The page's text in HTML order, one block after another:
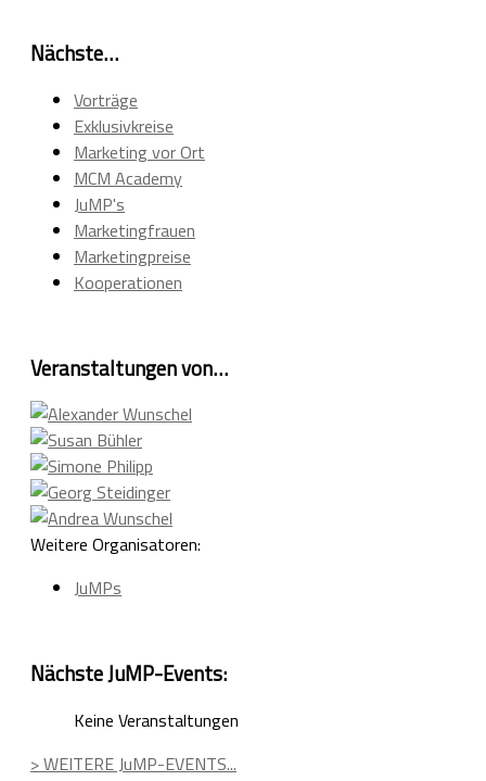
Nächste…
Vorträge
Exklusivkreise
Marketing vor Ort
MCM Academy
JuMP's
Marketingfrauen
Marketingpreise
Kooperationen
Veranstaltungen von…
Weitere Organisatoren:
JuMPs
Nächste JuMP-Events:
Keine Veranstaltungen
> WEITERE JuMP-EVENTS...